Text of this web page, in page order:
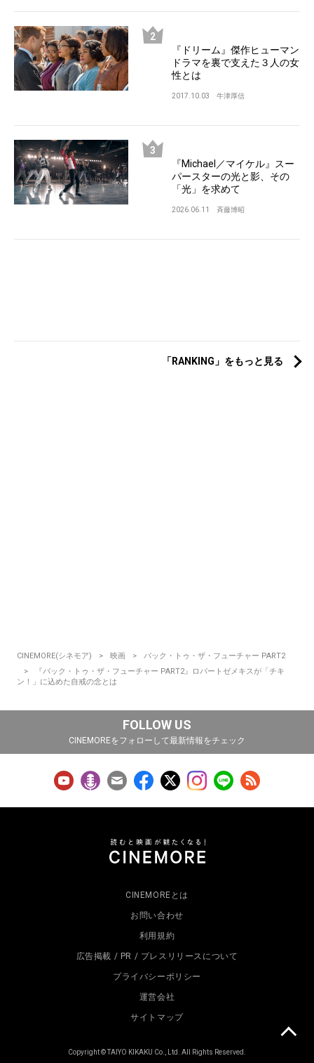
『ドリーム』傑作ヒューマン
ドラマを裏で支えた３人の女
性とは
2017.10.03 牛津厚信
『Michael／マイケル』スー
パースターの光と影、その
「光」を求めて
2026.06.11 斉藤博昭
「RANKING」をもっと見る
CINEMORE(シネモア) 映画
バック・トゥ・ザ・フューチャー PART2
『バック・トゥ・ザ・フューチャー PART2』ロバートゼメキスが「チキ
ン！」に込めた自戒の念とは
FOLLOW US
CINEMOREをフォローして最新情報をチェック
CINEMOREとは
お問い合わせ
利用規約
広告掲載 / PR / プレスリリースについて
プライバシーポリシー
運営会社
サイトマップ
Copyright © TAIYO KIKAKU Co., Ltd. All Rights Reserved.